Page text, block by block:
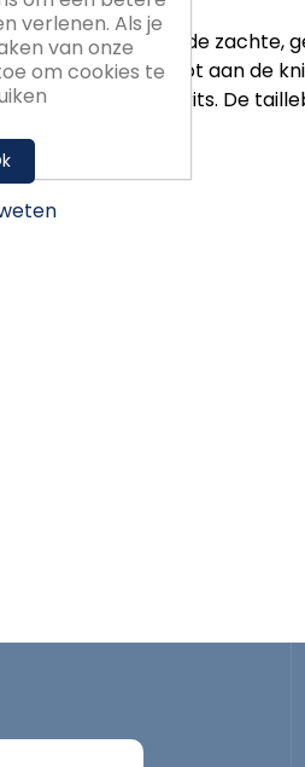
Dankzij de zachte,
de enkels door tot aan de
steekzakken met rits. De
verlenen. Als je
van onze
om cookies te